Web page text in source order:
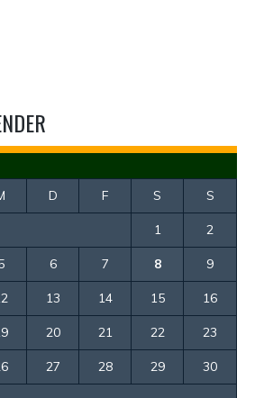
D F S S
1 2
6 7 8 9
13 14 15 16
20 21 22 23
27 28 29 30